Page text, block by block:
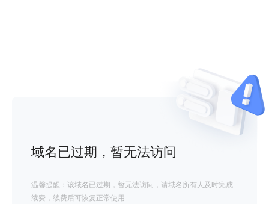
域名已过期，暂无法访问
温馨提醒：该域名已过期，暂无法访问，请域名所有人及时完成
续费，续费后可恢复正常使用